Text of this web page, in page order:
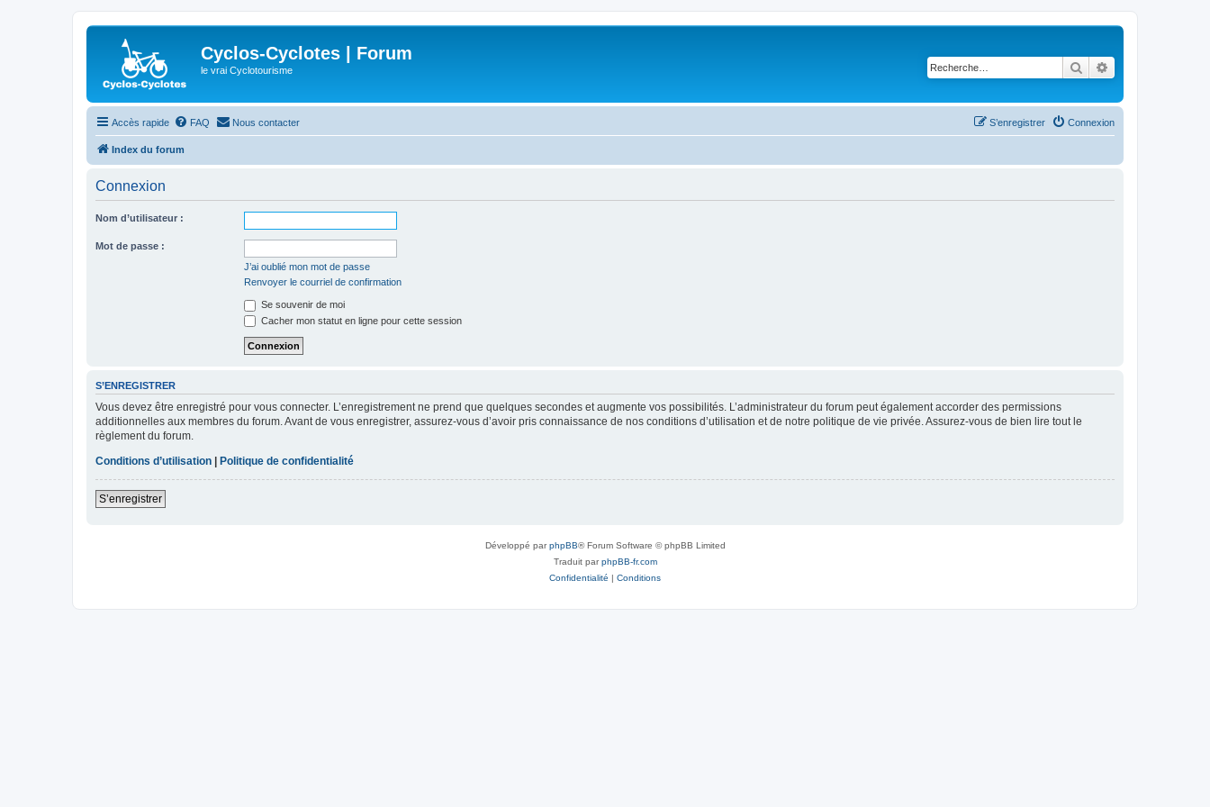
Cyclos-Cyclotes | Forum
le vrai Cyclotourisme Rechercher
Accès rapide FAQ Nous contacter Connexion
S’enregistrer
Index du forum
Connexion
Nom d’utilisateur :
Mot de passe :
J’ai oublié mon mot de passe
Renvoyer le courriel de confirmation
Se souvenir de moi
Cacher mon statut en ligne pour cette session
S’ENREGISTRER
Vous devez être enregistré pour vous connecter. L’enregistrement ne prend que quelques secondes et augmente vos possibilités. L’administrateur du forum peut également accorder des permissions
additionnelles aux membres du forum. Avant de vous enregistrer, assurez-vous d’avoir pris connaissance de nos conditions d’utilisation et de notre politique de vie privée. Assurez-vous de bien lire tout le
règlement du forum.
Conditions d’utilisation | Politique de confidentialité
S’enregistrer
Développé parphpBB® Forum Software © phpBB Limited
Traduit parphpBB-fr.com
Confidentialité | Conditions